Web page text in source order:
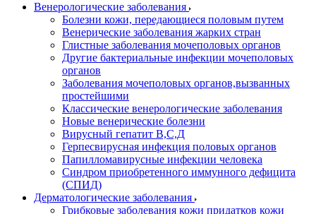
Венерологические заболевания
Болезни кожи, передающиеся половым путем
Венерические заболевания жарких стран
Глистные заболевания мочеполовых органов
Другие бактериальные инфекции мочеполовых
органов
Заболевания мочеполовых органов,вызванных
простейшими
Классические венерологические заболевания
Новые венерические болезни
Вирусный гепатит В,С,Д
Герпесвирусная инфекция половых органов
Папилломавирусные инфекции человека
Синдром приобретенного иммунного дефицита
(СПИД)
Дерматологические заболевания
Грибковые заболевания кожи придатков кожи